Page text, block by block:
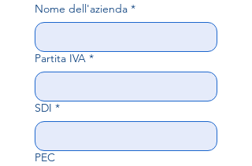
Nome dell'azienda *
Partita IVA *
SDI *
PEC